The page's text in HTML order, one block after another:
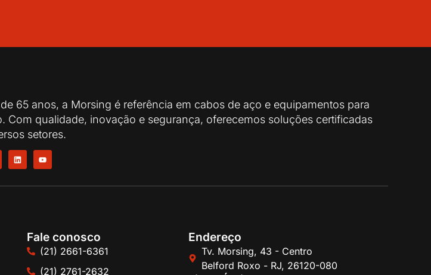
65 anos, a Morsing é referência em cabos de aço e equipamentos para
Com qualidade, inovação e segurança, oferecemos soluções certificadas
setores.
Fale conosco
(21) 2661-6361
(21) 2761-2632
Endereço
Tv. Morsing, 43 - Centro
Belford Roxo - RJ, 26120-080